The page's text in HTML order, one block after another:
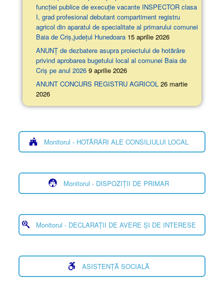
funcției publice de execuție vacante INSPECTOR clasa
I, grad profesional debutant compartiment registru
agricol din aparatul de specialitate al primarului comunei
Baia de Criș,județul Hunedoara 15 aprilie 2026
ANUNȚ de dezbatere asupra proiectului de hotărâre
privind aprobarea bugetului local al comunei Baia de
Criș pe anul 2026 9 aprilie 2026
ANUNT CONCURS REGISTRU AGRICOL 26 martie
2026
Monitorul - HOTĂRÂRI ALE CONSILIULUI LOCAL
Monitorul - DISPOZIȚII DE PRIMAR
Monitorul - DECLARAȚII DE AVERE ȘI DE INTERESE
ASISTENȚĂ SOCIALĂ